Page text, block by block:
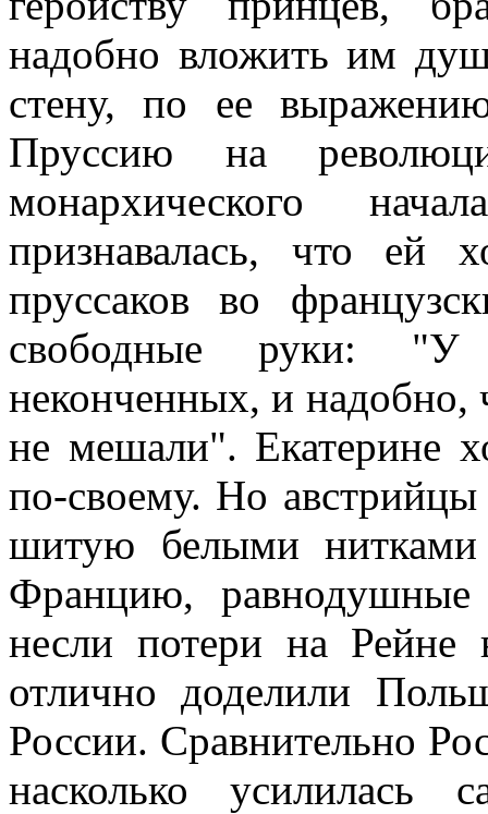
надобно вложить им
стену, по ее
Пруссию на
монархического
признавалась, что ей
пруссаков во
свободные руки: "У
неконченных, и
не мешали". Екатерине
по-своему. Но
шитую белыми нитками
Францию, равнодушные
несли потери на
отлично доделили
России. Сравнительно
насколько